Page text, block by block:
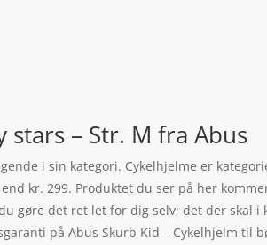
– Str. M fra Abus
i sin kategori. Cykelhjelme er
kr. 299. Produktet du ser på her
gøre det ret let for dig selv; det der skal i
på Abus Skurb Kid – Cykelhjelm til